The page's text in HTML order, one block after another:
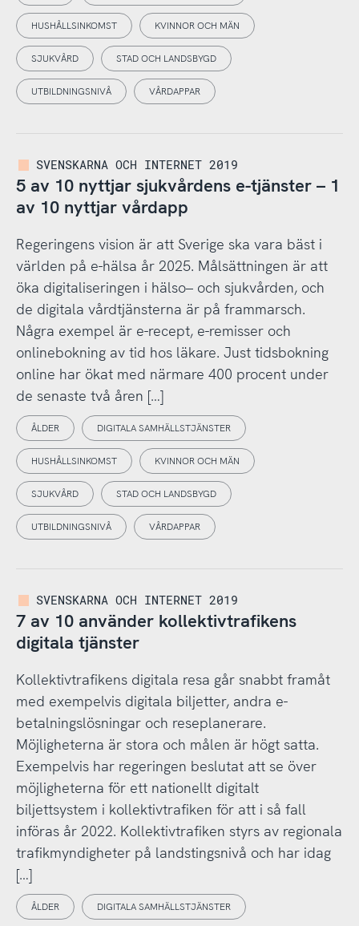
HUSHÅLLSINKOMST KVINNOR OCH MÄN
SJUKVÅRD STAD OCH LANDSBYGD
UTBILDNINGSNIVÅ VÅRDAPPAR
SVENSKARNA OCH INTERNET 2019
5 av 10 nyttjar sjukvårdens e-tjänster – 1
av 10 nyttjar vårdapp
Regeringens vision är att Sverige ska vara bäst i
världen på e-hälsa år 2025. Målsättningen är att
öka digitaliseringen i hälso– och sjukvården, och
de digitala vårdtjänsterna är på frammarsch.
Några exempel är e-recept, e-remisser och
onlinebokning av tid hos läkare. Just tidsbokning
online har ökat med närmare 400 procent under
de senaste två åren […]
ÅLDER DIGITALA SAMHÄLLSTJÄNSTER
HUSHÅLLSINKOMST KVINNOR OCH MÄN
SJUKVÅRD STAD OCH LANDSBYGD
UTBILDNINGSNIVÅ VÅRDAPPAR
SVENSKARNA OCH INTERNET 2019
7 av 10 använder kollektivtrafikens
digitala tjänster
Kollektivtrafikens digitala resa går snabbt framåt
med exempelvis digitala biljetter, andra e-
betalningslösningar och reseplanerare.
Möjligheterna är stora och målen är högt satta.
Exempelvis har regeringen beslutat att se över
möjligheterna för ett nationellt digitalt
biljettsystem i kollektivtrafiken för att i så fall
införas år 2022. Kollektivtrafiken styrs av regionala
trafikmyndigheter på landstingsnivå och har idag
[…]
ÅLDER DIGITALA SAMHÄLLSTJÄNSTER